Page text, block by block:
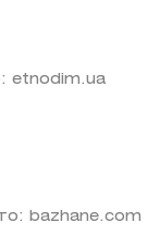
etnodim.ua
bazhane.com